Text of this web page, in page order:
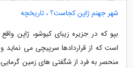
شهر جهنم ژاپن کجاست؟ ، تاریخچه
بپو که در جزیره زیبای کیوشو، ژاپن
است که از قراردادها سرپیچی می نماید و
منحصر به فرد از شگفتی های زمین